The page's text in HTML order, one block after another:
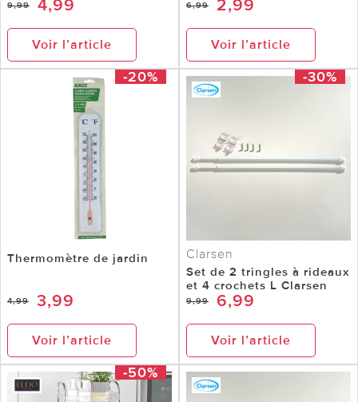
9,99 4,99
Voir l’article
6,99 2,99
Voir l’article
-20%
Thermomètre de jardin
4,99 3,99
Voir l’article
-30%
Clarsen
Set de 2 tringles à rideaux
et 4 crochets L Clarsen
9,99 6,99
Voir l’article
-50%